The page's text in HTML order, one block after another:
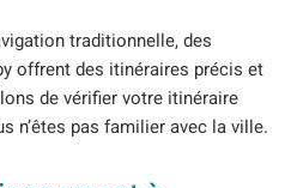
traditionnelle, des
offrent des itinéraires précis et
de vérifier votre itinéraire
n’êtes pas familier avec la ville.